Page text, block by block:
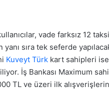
vade farksız 12
sıra tek seferde
Kuveyt Türk kart sahipleri
İş Bankası Maximum
TL ve üzeri ilk